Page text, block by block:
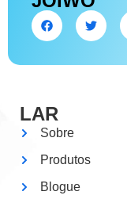
LAR
Sobre
Produtos
Blogue